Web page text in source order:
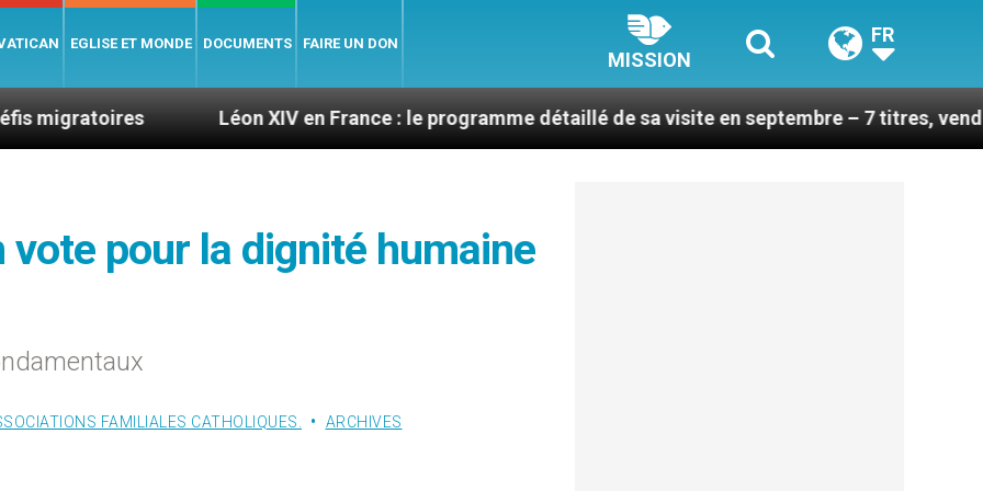
EGLISE ET MONDE DOCUMENTS FAIRE UN DON
MISSION
FR
Léon XIV en France : le programme détaillé de sa visite en septembre – 7 titres, vendredi 7
vote pour la dignité humaine
FAMILIALES CATHOLIQUES. ARCHIVES